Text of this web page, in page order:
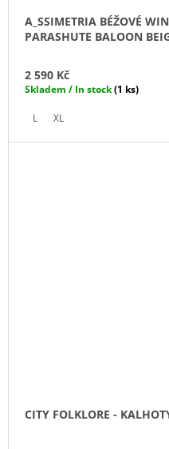
A_SSIMETRIA BÉŽOVÉ
PARASHUTE BALOON
2 590 Kč
Skladem / In stock(1 ks)
L XL
CITY FOLKLORE -